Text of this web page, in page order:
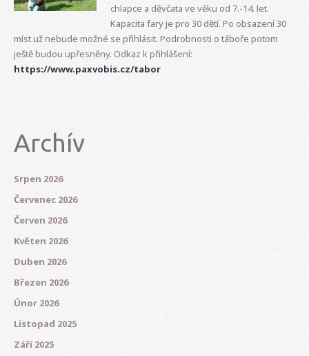
chlapce a děvčata ve věku od 7.-14. let.
Kapacita fary je pro 30 dětí. Po obsazení 30
míst už nebude možné se přihlásit. Podrobnosti o táboře potom
ještě budou upřesněny. Odkaz k přihlášení:
https://www.paxvobis.cz/tabor
Archív
Srpen 2026
Červenec 2026
Červen 2026
Květen 2026
Duben 2026
Březen 2026
Únor 2026
Listopad 2025
Září 2025